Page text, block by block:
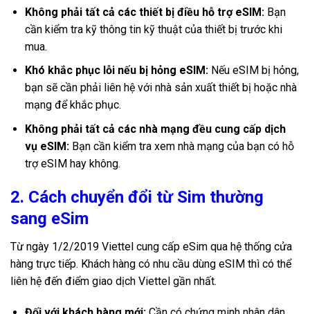
Không phải tất cả các thiết bị điều hỗ trợ eSIM:Bạn
cần kiểm tra kỹ thông tin kỹ thuật của thiết bị trước khi
mua.
Khó khắc phục lỗi nếu bị hỏng eSIM:Nếu eSIM bị hỏng,
bạn sẽ cần phải liên hệ với nhà sản xuất thiết bị hoặc nhà
mạng để khắc phục.
Không phải tất cả các nhà mạng đều cung cấp dịch
vụ eSIM:Bạn cần kiểm tra xem nhà mạng của bạn có hỗ
trợ eSIM hay không.
2. Cách chuyển đổi từ Sim thường
sang eSim
Từ ngày 1/2/2019 Viettel cung cấp eSim qua hệ thống cửa
hàng trực tiếp. Khách hàng có nhu cầu dùng eSIM thì có thể
liên hệ đến điểm giao dịch Viettel gần nhất.